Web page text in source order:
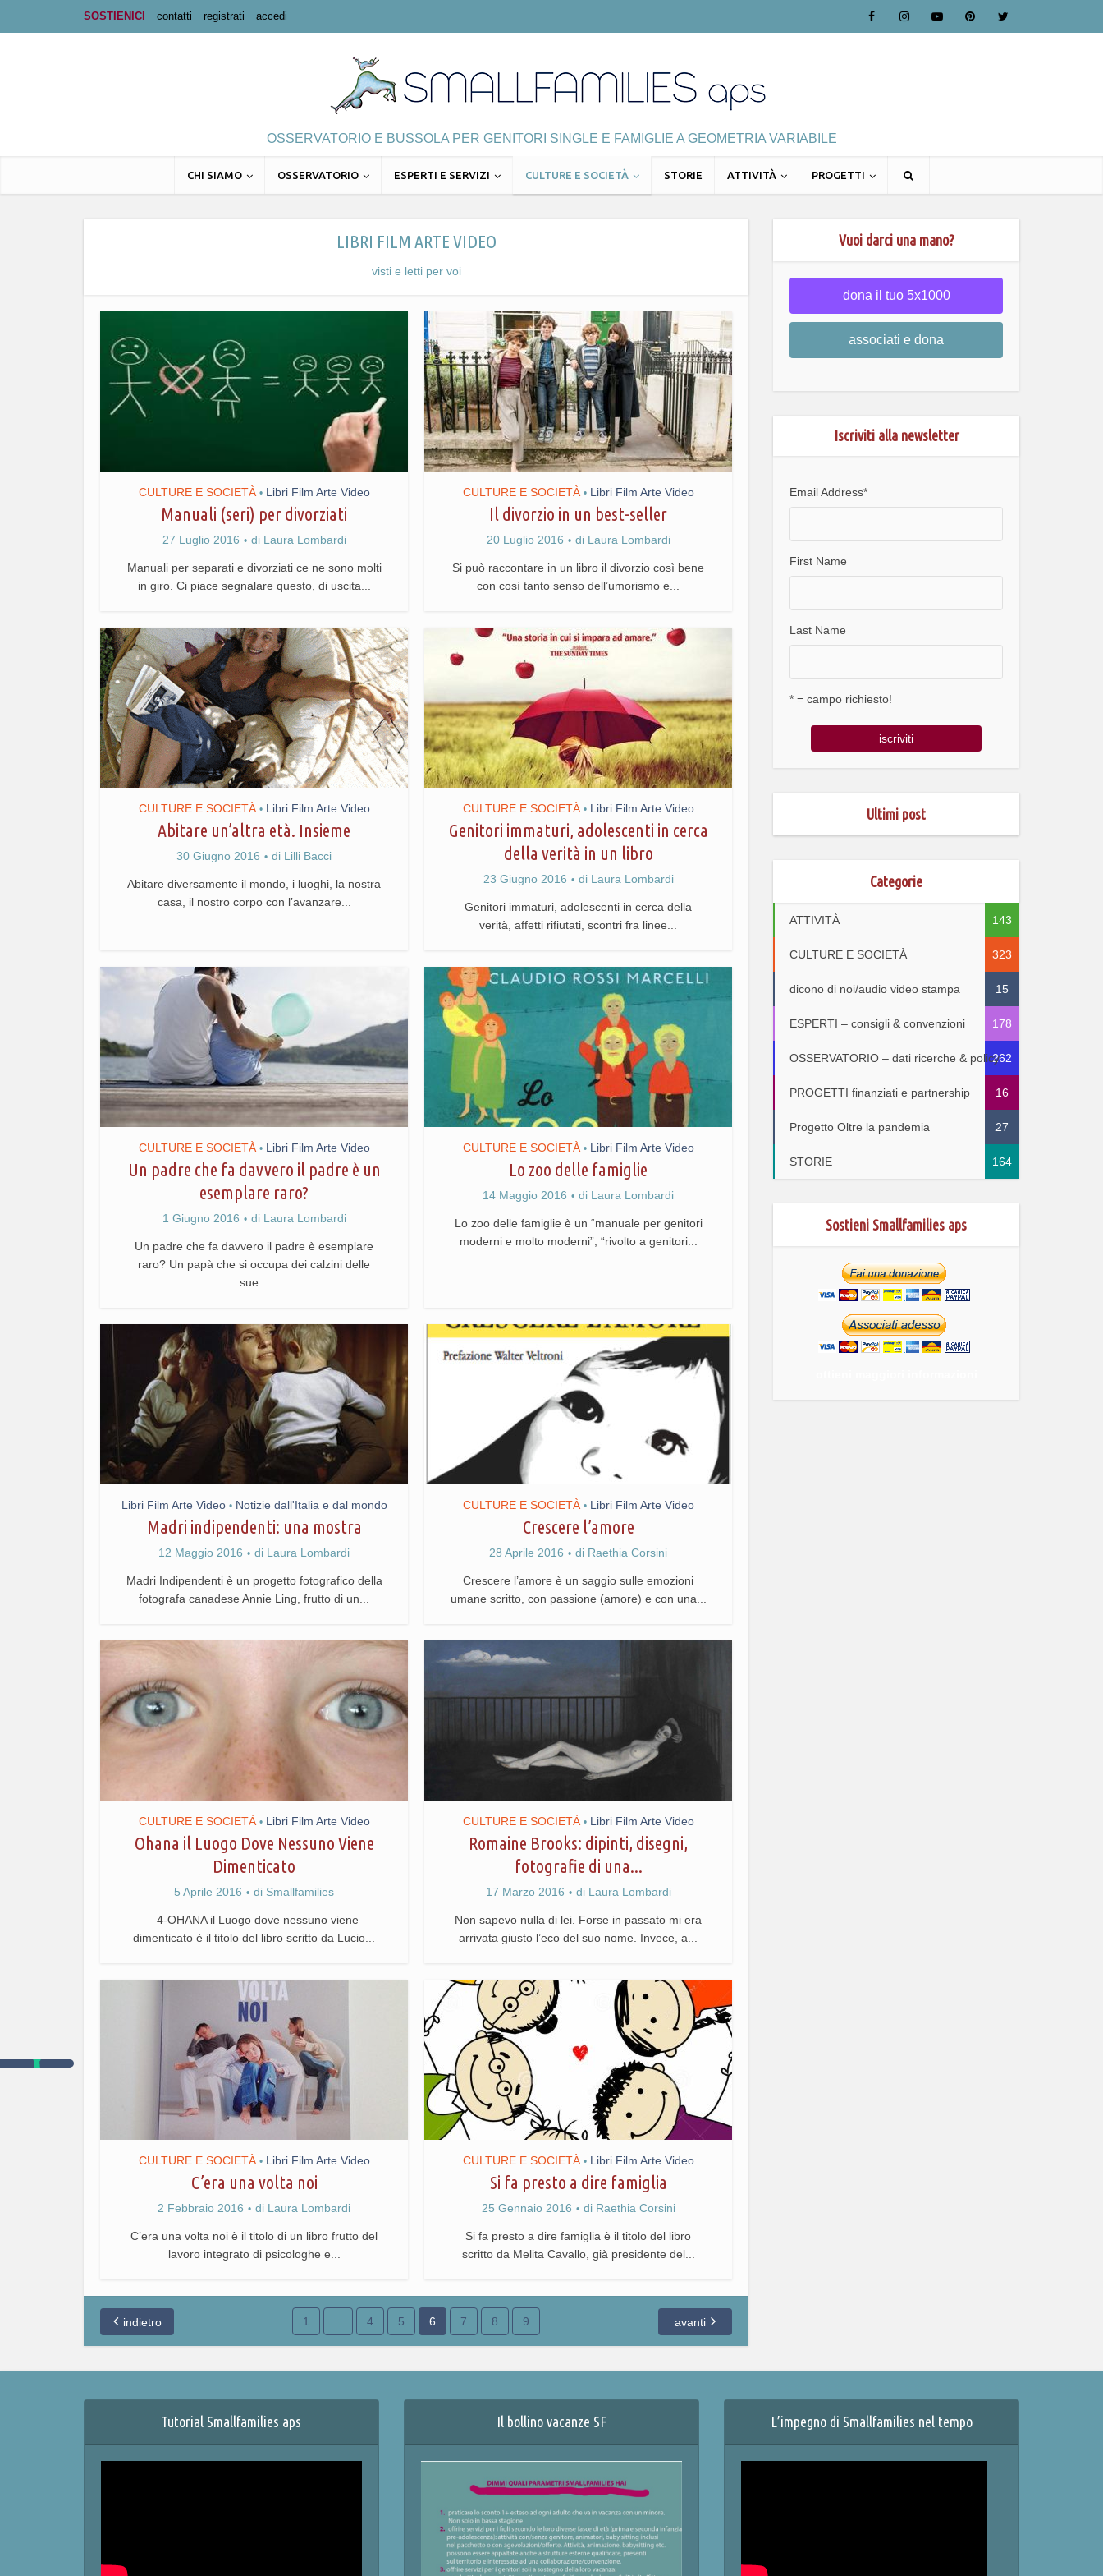
SOSTIENICI contatti registrati accedi
OSSERVATORIO E BUSSOLA PER GENITORI SINGLE E FAMIGLIE A GEOMETRIA VARIABILE
CHI SIAMO OSSERVATORIO ESPERTI E SERVIZI CULTURE E SOCIETÀ STORIE ATTIVITÀ PROGETTI
LIBRI FILM ARTE VIDEO
visti e letti per voi
CULTURE E SOCIETÀ • Libri Film Arte Video
Manuali (seri) per divorziati
27 Luglio 2016 di Laura Lombardi
Manuali per separati e divorziati ce ne sono molti
in giro. Ci piace segnalare questo, di uscita...
CULTURE E SOCIETÀ • Libri Film Arte Video
Il divorzio in un best-seller
20 Luglio 2016 di Laura Lombardi
Si può raccontare in un libro il divorzio così bene
con così tanto senso dell’umorismo e...
CULTURE E SOCIETÀ • Libri Film Arte Video
Abitare un’altra età. Insieme
30 Giugno 2016 di Lilli Bacci
Abitare diversamente il mondo, i luoghi, la nostra
casa, il nostro corpo con l’avanzare...
CULTURE E SOCIETÀ • Libri Film Arte Video
Genitori immaturi, adolescenti in cerca
della verità in un libro
23 Giugno 2016 di Laura Lombardi
Genitori immaturi, adolescenti in cerca della
verità, affetti rifiutati, scontri fra linee...
CULTURE E SOCIETÀ • Libri Film Arte Video
Un padre che fa davvero il padre è un
esemplare raro?
1 Giugno 2016 di Laura Lombardi
Un padre che fa davvero il padre è esemplare
raro? Un papà che si occupa dei calzini delle
sue...
CULTURE E SOCIETÀ • Libri Film Arte Video
Lo zoo delle famiglie
14 Maggio 2016 di Laura Lombardi
Lo zoo delle famiglie è un “manuale per genitori
moderni e molto moderni”, “rivolto a genitori...
Libri Film Arte Video • Notizie dall'Italia e dal mondo
Madri indipendenti: una mostra
12 Maggio 2016 di Laura Lombardi
Madri Indipendenti è un progetto fotografico della
fotografa canadese Annie Ling, frutto di un...
CULTURE E SOCIETÀ • Libri Film Arte Video
Crescere l’amore
28 Aprile 2016 di Raethia Corsini
Crescere l’amore è un saggio sulle emozioni
umane scritto, con passione (amore) e con una...
CULTURE E SOCIETÀ • Libri Film Arte Video
Ohana il Luogo Dove Nessuno Viene
Dimenticato
5 Aprile 2016 di Smallfamilies
4-OHANA il Luogo dove nessuno viene
dimenticato è il titolo del libro scritto da Lucio...
CULTURE E SOCIETÀ • Libri Film Arte Video
Romaine Brooks: dipinti, disegni,
fotografie di una...
17 Marzo 2016 di Laura Lombardi
Non sapevo nulla di lei. Forse in passato mi era
arrivata giusto l’eco del suo nome. Invece, a...
CULTURE E SOCIETÀ • Libri Film Arte Video
C’era una volta noi
2 Febbraio 2016 di Laura Lombardi
C’era una volta noi è il titolo di un libro frutto del
lavoro integrato di psicologhe e...
CULTURE E SOCIETÀ • Libri Film Arte Video
Si fa presto a dire famiglia
25 Gennaio 2016 di Raethia Corsini
Si fa presto a dire famiglia è il titolo del libro
scritto da Melita Cavallo, già presidente del...
indietro 1 4 5 6 7 8 9 avanti
Vuoi darci una mano?
dona il tuo 5x1000
associati e dona
Iscriviti alla newsletter
Email Address*
First Name
Last Name
* = campo richiesto!
Ultimi post
Categorie
ATTIVITÀ 143
CULTURE E SOCIETÀ 323
dicono di noi/audio video stampa 15
ESPERTI – consigli & convenzioni 178
OSSERVATORIO – dati ricerche & policy262
PROGETTI finanziati e partnership 16
Progetto Oltre la pandemia 27
STORIE 164
Sostieni Smallfamilies aps
Tutorial Smallfamilies aps Il bollino vacanze SF L’impegno di Smallfamilies nel tempo